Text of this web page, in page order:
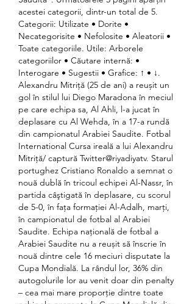
acestei categorii, dintr-un total de 5.
Categorii: Utilizate • Dorite •
Necategorisite • Nefolosite • Aleatorii •
Toate categoriile. Utile: Arborele
categoriilor • Căutare internă: •
Interogare • Sugestii • Grafice: ↑ • ↓.
Alexandru Mitriță (25 de ani) a reușit un
gol în stilul lui Diego Maradona în meciul
pe care echipa sa, Al Ahli, l-a jucat în
deplasare cu Al Wehda, în a 17-a rundă
din campionatul Arabiei Saudite. Fotbal
International Cursa ireală a lui Alexandru
Mitriță/ captură Twitter@riyadiyatv. Starul
portughez Cristiano Ronaldo a semnat o
nouă dublă în tricoul echipei Al-Nassr, în
partida câştigată în deplasare, cu scorul
de 5-0, în faţa formaţiei Al-Adalh, marţi,
în campionatul de fotbal al Arabiei
Saudite. Echipa națională de fotbal a
Arabiei Saudite nu a reușit să înscrie în
nouă dintre cele 16 meciuri disputate la
Cupa Mondială. La rândul lor, 36% din
autogolurile lor au venit doar din penalty
– cea mai mare proporție dintre toate